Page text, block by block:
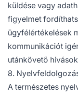
küldése vagy
figyelmet
ügyfélértékelések
kommunikációt
utánkövető
8.
A természetes